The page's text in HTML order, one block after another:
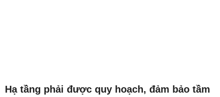
Hạ tầng phải được quy hoạch, đảm bảo tầm